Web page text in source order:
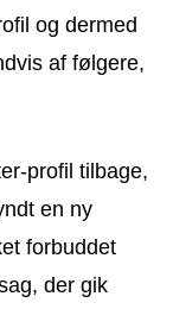
og dermed
af følgere,
profil tilbage,
en ny
forbuddet
der gik